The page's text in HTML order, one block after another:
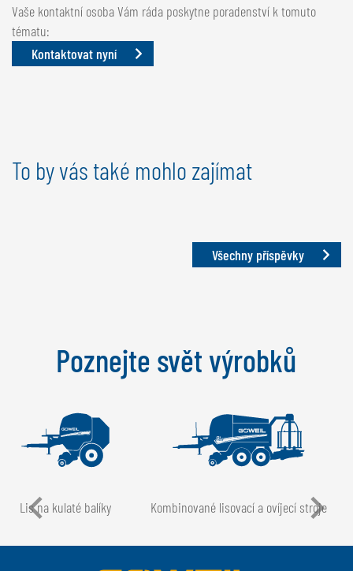
Vaše kontaktní osoba Vám ráda poskytne poradenství k tomuto
tématu:
Kontaktovat nyní
To by vás také mohlo zajímat
Všechny příspěvky
Poznejte svět výrobků
Lis na kulaté balíky Kombinované lisovací a ovíjecí stroje